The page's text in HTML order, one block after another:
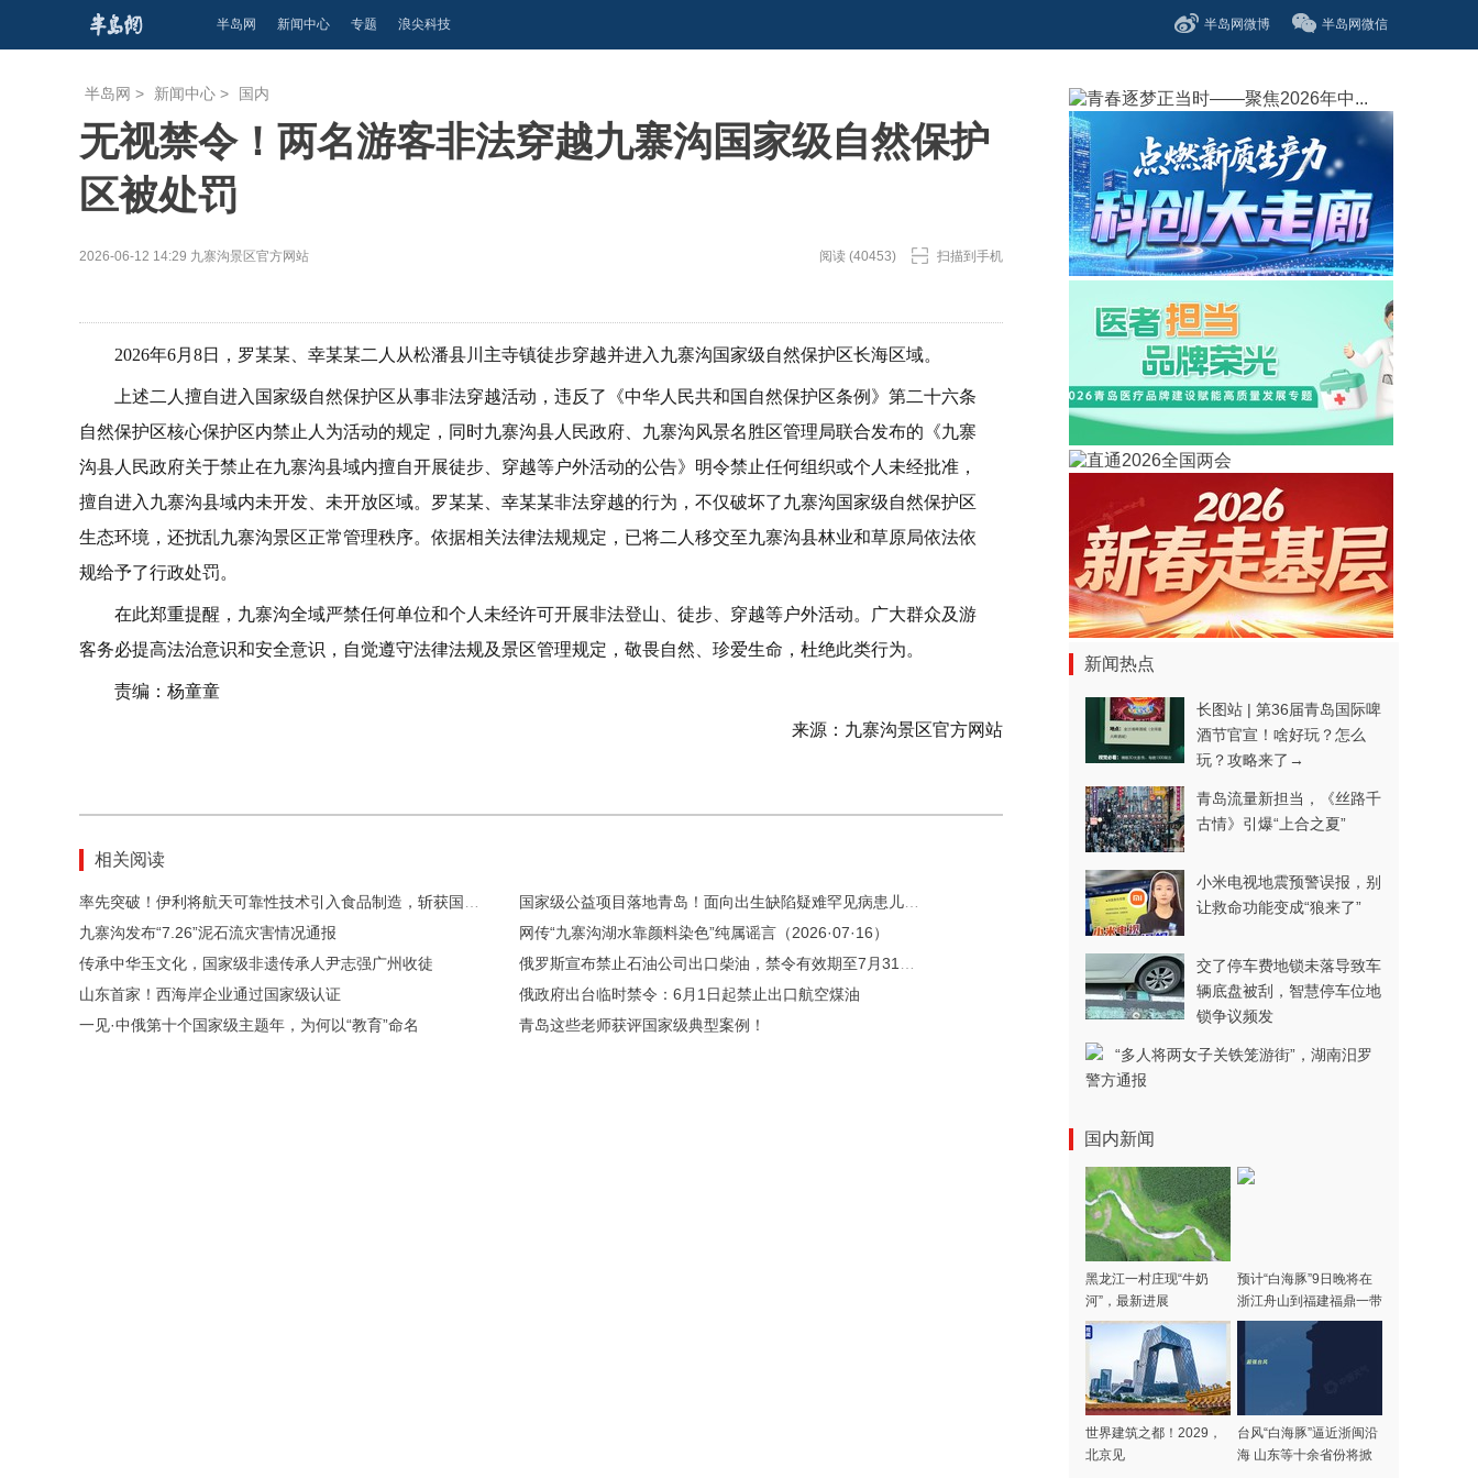
半岛网 新闻中心 专题 浪尖科技 半岛网微博 半岛网微信
半岛网 > 新闻中心 > 国内
无视禁令！两名游客非法穿越九寨沟国家级自然保护
区被处罚
2026-06-12 14:29 九寨沟景区官方网站 阅读 (40453) 扫描到手机
2026年6月8日，罗某某、幸某某二人从松潘县川主寺镇徒步穿越并进入九寨沟国家级自然保护区长海区域。
上述二人擅自进入国家级自然保护区从事非法穿越活动，违反了《中华人民共和国自然保护区条例》第二十六条
自然保护区核心保护区内禁止人为活动的规定，同时九寨沟县人民政府、九寨沟风景名胜区管理局联合发布的《九寨
沟县人民政府关于禁止在九寨沟县域内擅自开展徒步、穿越等户外活动的公告》明令禁止任何组织或个人未经批准，
擅自进入九寨沟县域内未开发、未开放区域。罗某某、幸某某非法穿越的行为，不仅破坏了九寨沟国家级自然保护区
生态环境，还扰乱九寨沟景区正常管理秩序。依据相关法律法规规定，已将二人移交至九寨沟县林业和草原局依法依
规给予了行政处罚。
在此郑重提醒，九寨沟全域严禁任何单位和个人未经许可开展非法登山、徒步、穿越等户外活动。广大群众及游
客务必提高法治意识和安全意识，自觉遵守法律法规及景区管理规定，敬畏自然、珍爱生命，杜绝此类行为。
责编：杨童童
来源：九寨沟景区官方网站
相关阅读
九寨沟发布“7.26”泥石流灾害情况通报
网传“九寨沟湖水靠颜料染色”纯属谣言（2026·07·16）
传承中华玉文化，国家级非遗传承人尹志强广州收徒
山东首家！西海岸企业通过国家级认证
俄政府出台临时禁令：6月1日起禁止出口航空煤油
一见·中俄第十个国家级主题年，为何以“教育”命名
青岛这些老师获评国家级典型案例！
新闻热点
长图站 | 第36届青岛国际啤
酒节官宣！啥好玩？怎么
玩？攻略来了→
青岛流量新担当，《丝路千
古情》引爆“上合之夏”
小米电视地震预警误报，别
让救命功能变成“狼来了”
交了停车费地锁未落导致车
辆底盘被刮，智慧停车位地
锁争议频发
“多人将两女子关铁笼游街”，湖南汨罗
警方通报
国内新闻
黑龙江一村庄现“牛奶
河”，最新进展
预计“白海豚”9日晚将在
浙江舟山到福建福鼎一带
沿海登陆
世界建筑之都！2029，
北京见
台风“白海豚”逼近浙闽沿
海 山东等十余省份将掀